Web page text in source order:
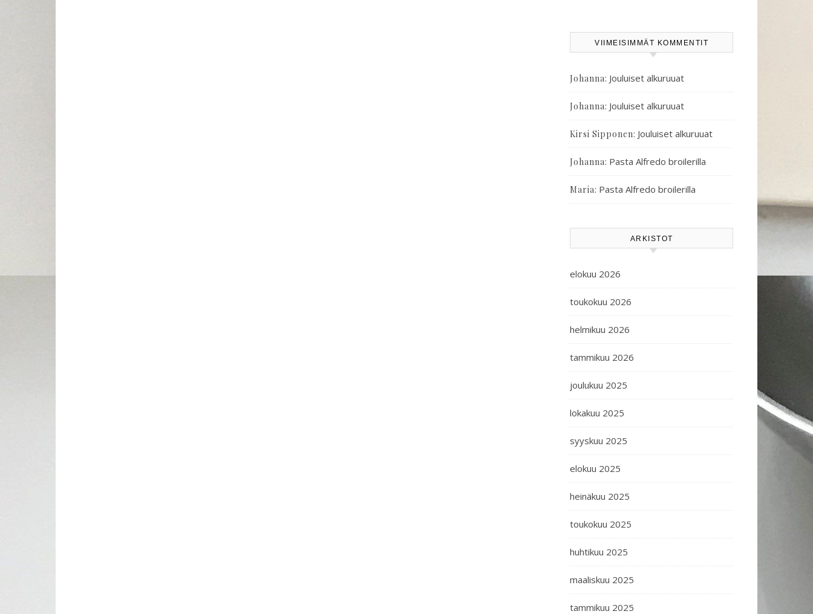
VIIMEISIMMÄT KOMMENTIT
Johanna: Jouluiset alkuruuat
Johanna: Jouluiset alkuruuat
Kirsi Sipponen: Jouluiset alkuruuat
Johanna: Pasta Alfredo broilerilla
Maria: Pasta Alfredo broilerilla
ARKISTOT
elokuu 2026
toukokuu 2026
helmikuu 2026
tammikuu 2026
joulukuu 2025
lokakuu 2025
syyskuu 2025
elokuu 2025
heinäkuu 2025
toukokuu 2025
huhtikuu 2025
maaliskuu 2025
tammikuu 2025